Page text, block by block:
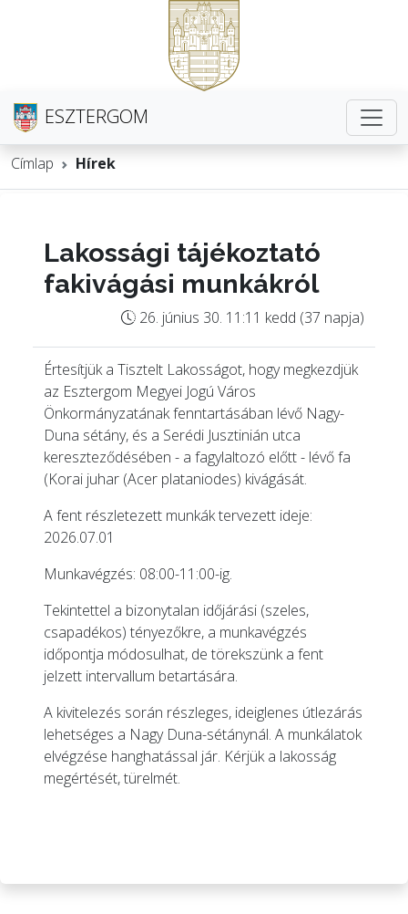
ESZTERGOM
Címlap Hírek
Lakossági tájékoztató
fakivágási munkákról
26. június 30. 11:11 kedd (37 napja)
Értesítjük a Tisztelt Lakosságot, hogy megkezdjük
az Esztergom Megyei Jogú Város
Önkormányzatának fenntartásában lévő Nagy-
Duna sétány, és a Serédi Jusztinián utca
kereszteződésében - a fagylaltozó előtt - lévő fa
(Korai juhar (Acer plataniodes) kivágását.
A fent részletezett munkák tervezett ideje:
2026.07.01
Munkavégzés: 08:00-11:00-ig.
Tekintettel a bizonytalan időjárási (szeles,
csapadékos) tényezőkre, a munkavégzés
időpontja módosulhat, de törekszünk a fent
jelzett intervallum betartására.
A kivitelezés során részleges, ideiglenes útlezárás
lehetséges a Nagy Duna-sétánynál. A munkálatok
elvégzése hanghatással jár. Kérjük a lakosság
megértését, türelmét.